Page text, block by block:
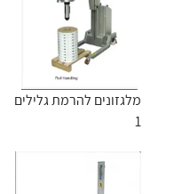
מלגזונים להרמת גלילים
1